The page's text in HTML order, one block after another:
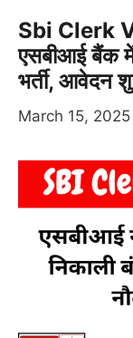
Sbi Clerk
एसबीआई बैंक
भर्ती, आवेदन
March 15, 2025